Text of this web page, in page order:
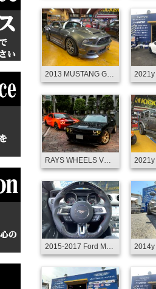
2013 MUSTANG GT パフォーマンスPKG カスタム
RAYS WHEELS VOLK RACING TE37 ULTRA 限定生産 PCD5-115 チャレンジャー他
2015‑2017 Ford Mustang V6 EcoBoost GT Shelby LE0D Shift Lights Display Carbon Fiber Steering Wheel